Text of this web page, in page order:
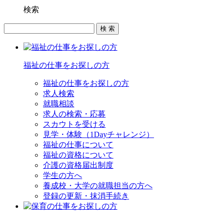
検索
福祉の仕事をお探しの方
福祉の仕事をお探しの方
求人検索
就職相談
求人の検索・応募
スカウトを受ける
見学・体験（1Dayチャレンジ）
福祉の仕事について
福祉の資格について
介護の資格届出制度
学生の方へ
養成校・大学の就職担当の方へ
登録の更新・抹消手続き